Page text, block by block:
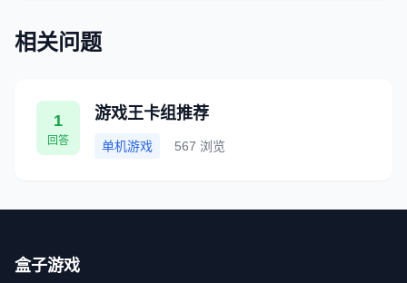
相关问题
1
回答
游戏王卡组推荐
单机游戏 567 浏览
盒子游戏